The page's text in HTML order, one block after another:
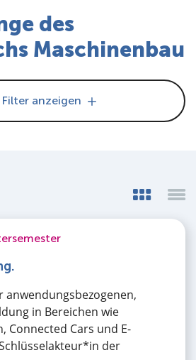
des
Maschinenbau
Filter anzeigen
anwendungsbezogenen,
in Bereichen wie
Connected Cars und E-
der